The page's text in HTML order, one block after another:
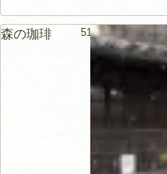
森の珈琲 51m